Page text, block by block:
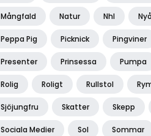
Mångfald Natur Nhl
Peppa Pig Picknick Pingviner
Presenter Prinsessa Pumpa
Rolig Roligt Rullstol
Sjöjungfru Skatter Skepp
Sociala Medier Sol Sommar